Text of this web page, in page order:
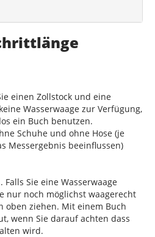
einen Zollstock und eine
Wasserwaage zur Verfügung,
ein Buch benutzen.
Schuhe und ohne Hose (je
Messergebnis beeinflussen)
Falls Sie eine Wasserwaage
nur noch möglichst waagerecht
oben ziehen. Mit einem Buch
wenn Sie darauf achten dass
wird.